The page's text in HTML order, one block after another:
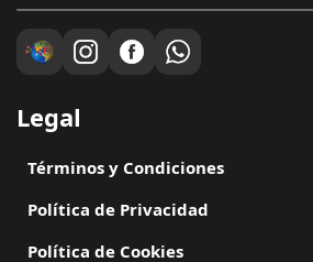
Legal
Términos y Condiciones
Política de Privacidad
Política de Cookies